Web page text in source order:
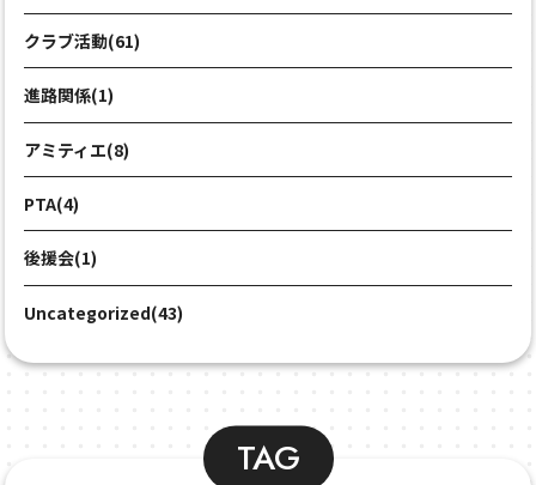
クラブ活動(61)
進路関係(1)
アミティエ(8)
PTA(4)
後援会(1)
Uncategorized(43)
TAG